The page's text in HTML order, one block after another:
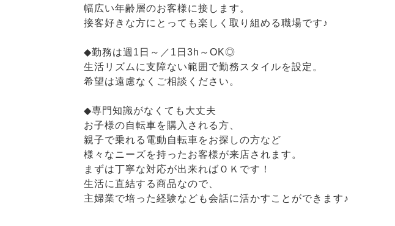
幅広い年齢層のお客様に接します。
接客好きな方にとっても楽しく取り組める職場です♪
◆勤務は週1日～／1日3h～OK◎
生活リズムに支障ない範囲で勤務スタイルを設定。
希望は遠慮なくご相談ください。
◆専門知識がなくても大丈夫
お子様の自転車を購入される方、
親子で乗れる電動自転車をお探しの方など
様々なニーズを持ったお客様が来店されます。
まずは丁寧な対応が出来ればＯＫです！
生活に直結する商品なので、
主婦業で培った経験なども会話に活かすことができます♪